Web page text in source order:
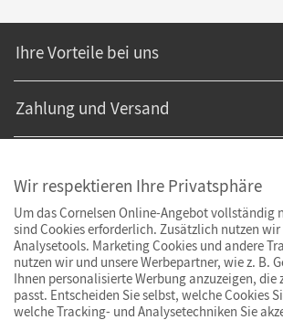
Ihre Vorteile bei uns
Zahlung und Versand
Wir respektieren Ihre Privatsphäre
Um das Cornelsen Online-Angebot vollständig
sind Cookies erforderlich. Zusätzlich nutzen
Analysetools. Marketing Cookies und andere
nutzen wir und unsere Werbepartner, wie z. B.
Ihnen personalisierte Werbung anzuzeigen, die
passt. Entscheiden Sie selbst, welche Cookies
welche Tracking- und Analysetechniken Sie